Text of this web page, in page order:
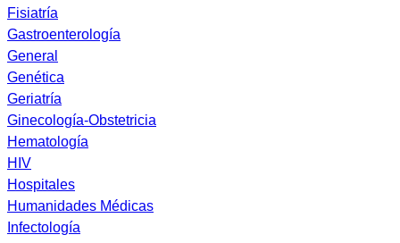
Fisiatría
Gastroenterología
General
Genética
Geriatría
Ginecología-Obstetricia
Hematología
HIV
Hospitales
Humanidades Médicas
Infectología